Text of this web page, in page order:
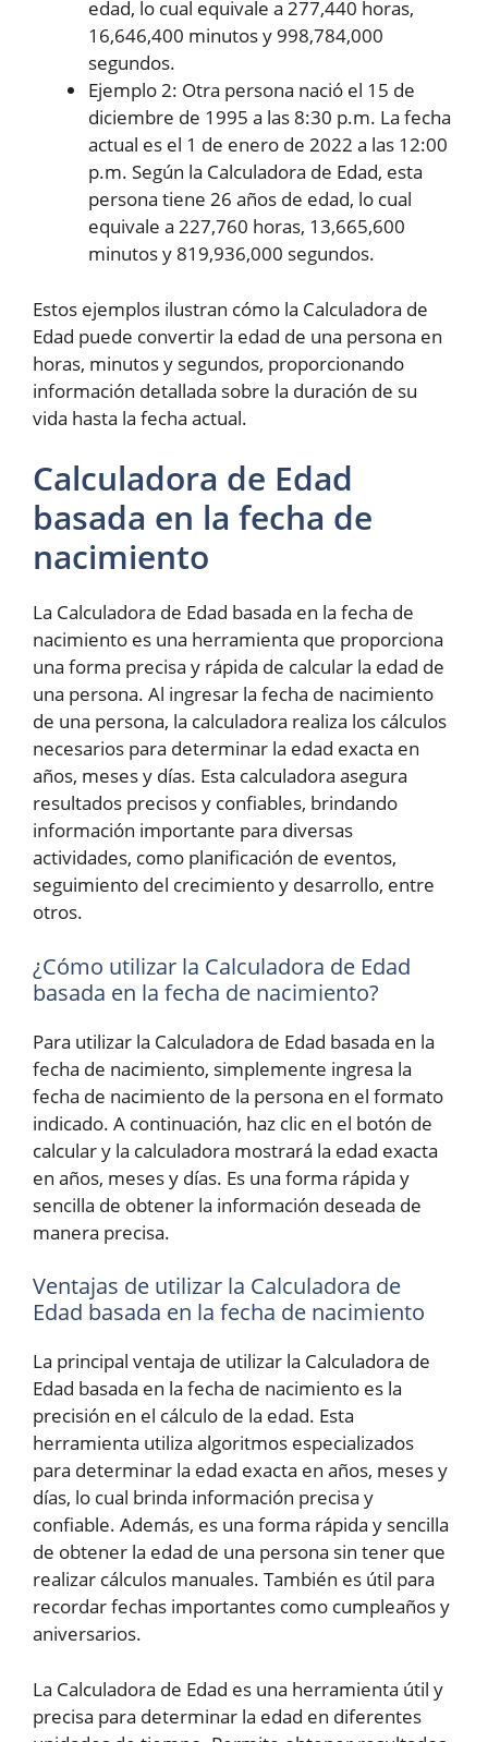
edad, lo cual equivale a 277,440 horas,
16,646,400 minutos y 998,784,000
segundos.
Ejemplo 2: Otra persona nació el 15 de
diciembre de 1995 a las 8:30 p.m. La fecha
actual es el 1 de enero de 2022 a las 12:00
p.m. Según la Calculadora de Edad, esta
persona tiene 26 años de edad, lo cual
equivale a 227,760 horas, 13,665,600
minutos y 819,936,000 segundos.
Estos ejemplos ilustran cómo la Calculadora de
Edad puede convertir la edad de una persona en
horas, minutos y segundos, proporcionando
información detallada sobre la duración de su
vida hasta la fecha actual.
Calculadora de Edad
basada en la fecha de
nacimiento
La Calculadora de Edad basada en la fecha de
nacimiento es una herramienta que proporciona
una forma precisa y rápida de calcular la edad de
una persona. Al ingresar la fecha de nacimiento
de una persona, la calculadora realiza los cálculos
necesarios para determinar la edad exacta en
años, meses y días. Esta calculadora asegura
resultados precisos y confiables, brindando
información importante para diversas
actividades, como planificación de eventos,
seguimiento del crecimiento y desarrollo, entre
otros.
¿Cómo utilizar la Calculadora de Edad
basada en la fecha de nacimiento?
Para utilizar la Calculadora de Edad basada en la
fecha de nacimiento, simplemente ingresa la
fecha de nacimiento de la persona en el formato
indicado. A continuación, haz clic en el botón de
calcular y la calculadora mostrará la edad exacta
en años, meses y días. Es una forma rápida y
sencilla de obtener la información deseada de
manera precisa.
Ventajas de utilizar la Calculadora de
Edad basada en la fecha de nacimiento
La principal ventaja de utilizar la Calculadora de
Edad basada en la fecha de nacimiento es la
precisión en el cálculo de la edad. Esta
herramienta utiliza algoritmos especializados
para determinar la edad exacta en años, meses y
días, lo cual brinda información precisa y
confiable. Además, es una forma rápida y sencilla
de obtener la edad de una persona sin tener que
realizar cálculos manuales. También es útil para
recordar fechas importantes como cumpleaños y
aniversarios.
La Calculadora de Edad es una herramienta útil y
precisa para determinar la edad en diferentes